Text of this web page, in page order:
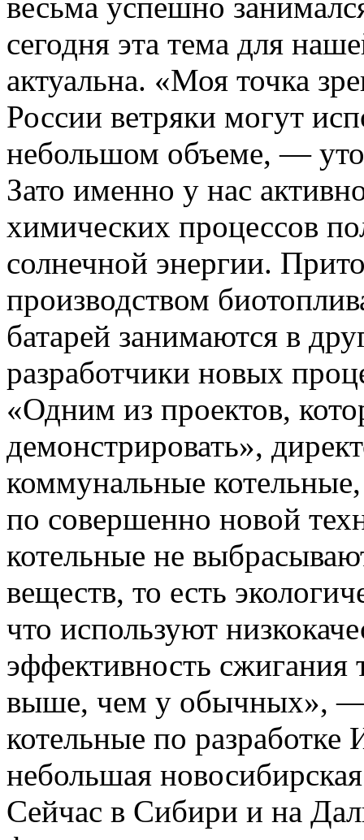
сегодня эта тема для
актуальна. «Моя точка
России ветряки могут
небольшом объеме, —
Зато именно у нас
химических процессов
солнечной энергии.
производством
батарей занимаются в
разработчики новых
«Одним из проектов,
демонстрировать»,
коммунальные
по совершенно новой
котельные не
веществ, то есть
что используют
эффективность
выше, чем у обычных», —
котельные по
небольшая
Сейчас в Сибири и на